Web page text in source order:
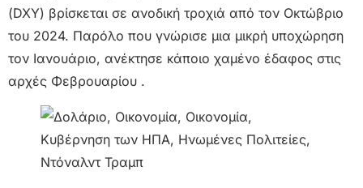
(DXY) βρίσκεται σε ανοδική τροχιά από τον Οκτώβριο
του 2024. Παρόλο που γνώρισε μια μικρή υποχώρηση
τον Ιανουάριο, ανέκτησε κάποιο χαμένο έδαφος στις
αρχές Φεβρουαρίου .